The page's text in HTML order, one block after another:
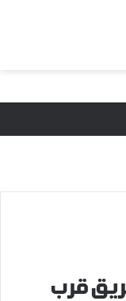
قرب